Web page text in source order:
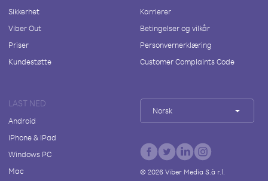
Sikkerhet
Viber Out
Priser
Kundestøtte
Karrierer
Betingelser og vilkår
Personvernerklæring
Customer Complaints Code
LAST NED
Android
iPhone & iPad
Windows PC
Mac
Norsk
© 2026Viber Media S.à r.l.